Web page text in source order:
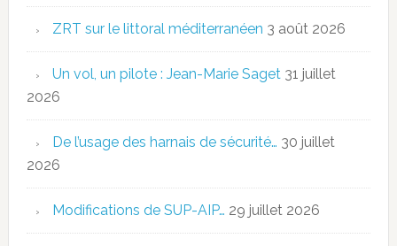
ZRT sur le littoral méditerranéen 3 août 2026
Un vol, un pilote : Jean-Marie Saget 31 juillet
2026
De l’usage des harnais de sécurité… 30 juillet
2026
Modifications de SUP-AIP… 29 juillet 2026